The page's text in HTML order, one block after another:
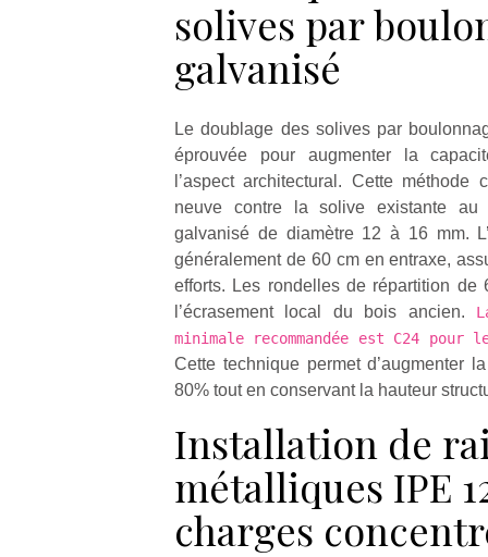
solives par
galvanisé
Le doublage des solives par
éprouvée pour augmenter la
l’aspect architectural. Cette
neuve contre la solive existante
galvanisé de diamètre 12 à 16 mm.
généralement de 60 cm en entraxe,
efforts. Les rondelles de répartition de
l’écrasement local du bois ancien.
minimale recommandée est C24
Cette technique permet d’augmenter
80% tout en conservant la hauteur
Installation de
métalliques IPE
charges